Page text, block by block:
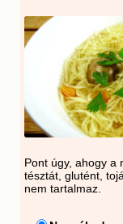
Pont úgy, ahogy a
tésztát, glutént,
nem tartalmaz.